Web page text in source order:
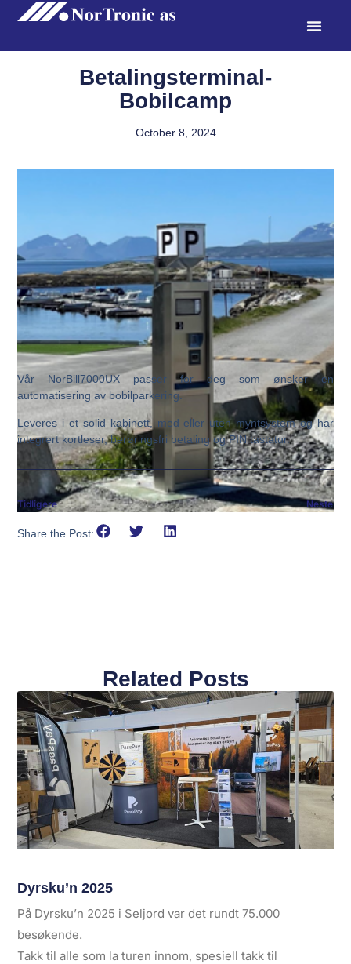
Betalingsterminal-
Bobilcamp
October 8, 2024
Vår NorBill7000UX passer for deg som ønsker en
automatisering av bobilparkering.
Leveres i et solid kabinett, med eller uten myntsystem og har
integrert kortleser, berøringsfri betaling og PIN tastatur.
Tidligere Neste
Share the Post:
Related Posts
Dyrsku’n 2025
På Dyrsku’n 2025 i Seljord var det rundt 75.000
besøkende.
Takk til alle som la turen innom, spesiell takk til